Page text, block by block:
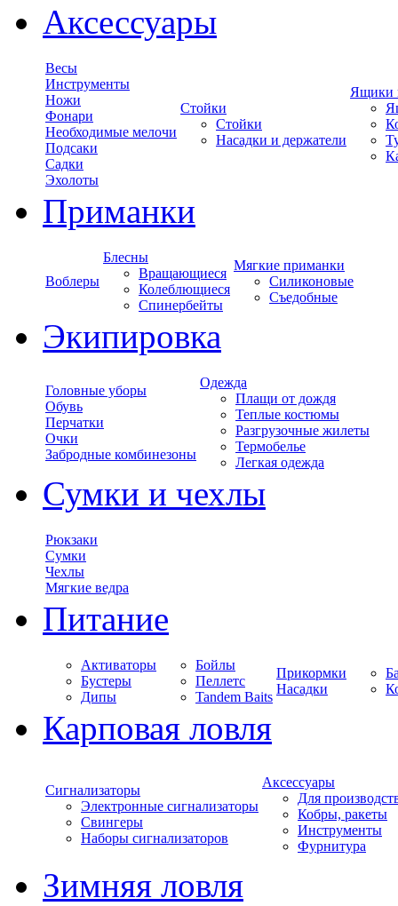
Аксессуары
Весы
Инструменты
Ножи
Фонари
Необходимые мелочи
Подсаки
Садки
Эхолоты
Стойки
Стойки
Насадки и держатели
Ящики
Приманки
Воблеры
Блесны
Вращающиеся
Колеблющиеся
Спинербейты
Мягкие приманки
Силиконовые
Съедобные
Экипировка
Головные уборы
Обувь
Перчатки
Очки
Забродные комбинезоны
Одежда
Плащи от дождя
Теплые костюмы
Разгрузочные жилеты
Термобелье
Легкая одежда
Сумки и чехлы
Рюкзаки
Сумки
Чехлы
Мягкие ведра
Питание
Активаторы
Бустеры
Дипы
Бойлы
Пеллетс
Tandem Baits
Прикормки
Насадки
Карповая ловля
Сигнализаторы
Электронные сигнализаторы
Свингеры
Наборы сигнализаторов
Аксессуары
Для
Кобры, ракеты
Инструменты
Фурнитура
Зимняя ловля